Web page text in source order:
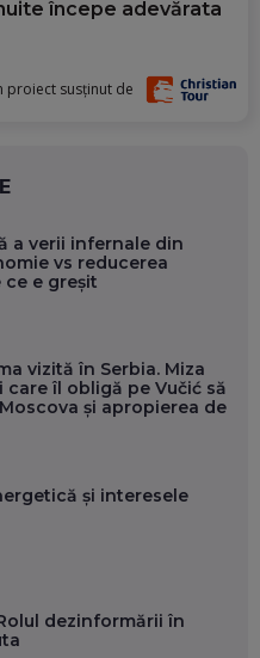
începe adevărata
proiect susținut de
a verii infernale din
vs reducerea
ce e greșit
vizită în Serbia. Miza
îl obligă pe Vučić să
și apropierea de
și interesele
dezinformării în